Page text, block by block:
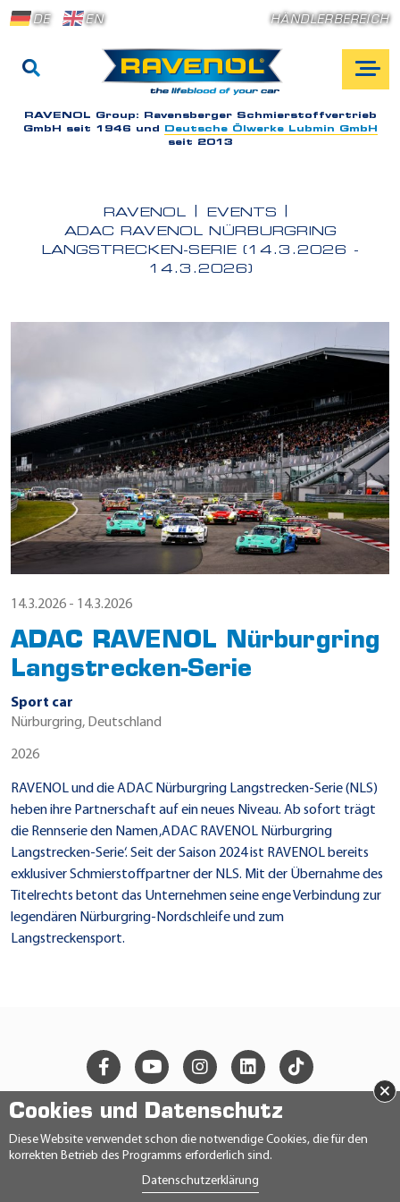
DE EN HÄNDLERBEREICH
RAVENOL Group: Ravensberger Schmierstoffvertrieb
GmbH seit 1946 und
Deutsche Ölwerke Lubmin GmbH
seit 2013
RAVENOL
EVENTS
ADAC RAVENOL NÜRBURGRING
LANGSTRECKEN-SERIE (14.3.2026 -
14.3.2026)
14.3.2026 - 14.3.2026
ADAC RAVENOL Nürburgring
Langstrecken-Serie
Sport car
Nürburgring, Deutschland
2026
RAVENOL und die ADAC Nürburgring Langstrecken-Serie (NLS)
heben ihre Partnerschaft auf ein neues Niveau. Ab sofort trägt
die Rennserie den Namen ‚ADAC RAVENOL Nürburgring
Langstrecken-Serie‘. Seit der Saison 2024 ist RAVENOL bereits
exklusiver Schmierstoffpartner der NLS. Mit der Übernahme des
Titelrechts betont das Unternehmen seine enge Verbindung zur
legendären Nürburgring-Nordschleife und zum
Langstreckensport.
Cookies und Datenschutz
Diese Website verwendet schon die notwendige Cookies, die für den
korrekten Betrieb des Programms erforderlich sind.
Datenschutzerklärung
×
DATENSCHUTZERKLÄRUNG